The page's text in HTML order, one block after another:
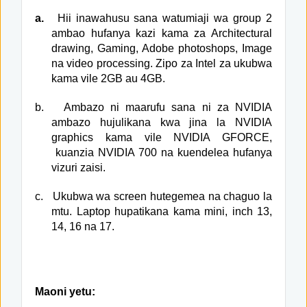
a.
Hii inawahusu sana watumiaji wa group 2
ambao hufanya kazi kama za Architectural
drawing, Gaming, Adobe photoshops, Image
na video processing. Zipo za Intel za ukubwa
kama vile 2GB au 4GB.
b.
Ambazo ni maarufu sana ni za NVIDIA
ambazo hujulikana kwa jina la NVIDIA
graphics kama vile NVIDIA GFORCE,
kuanzia NVIDIA 700 na kuendelea hufanya
vizuri zaisi.
c.
Ukubwa wa screen hutegemea na chaguo la
mtu. Laptop hupatikana kama mini, inch 13,
14, 16 na 17.
Maoni yetu: